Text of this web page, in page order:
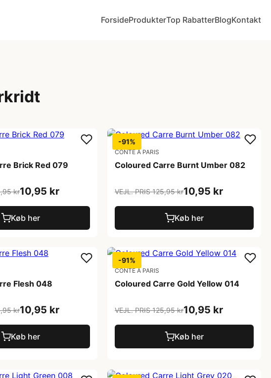
ForsideProdukterTop RabatterBlogKontakt
Brick Red 079
kr10,95 kr
Køb her
-91%
CONTE A PARIS
Coloured Carre Burnt Umber 082
VEJL. PRIS 125,95 kr10,95 kr
Køb her
Flesh 048
kr10,95 kr
Køb her
-91%
CONTE A PARIS
Coloured Carre Gold Yellow 014
VEJL. PRIS 125,95 kr10,95 kr
Køb her